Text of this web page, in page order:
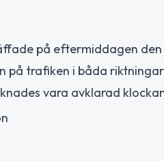
på eftermiddagen
på trafiken i båda
vara avklarad